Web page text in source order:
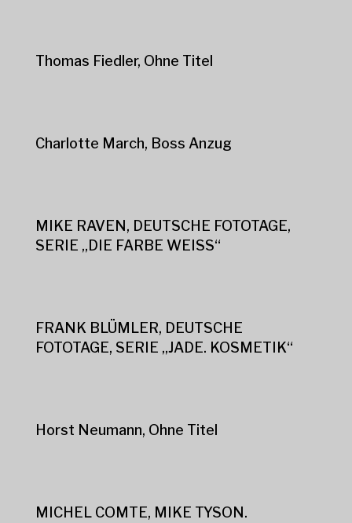
Thomas Fiedler, Ohne Titel
Charlotte March, Boss Anzug
MIKE RAVEN, DEUTSCHE FOTOTAGE,
SERIE „DIE FARBE WEISS“
FRANK BLÜMLER, DEUTSCHE
FOTOTAGE, SERIE „JADE. KOSMETIK“
Horst Neumann, Ohne Titel
MICHEL COMTE, MIKE TYSON.